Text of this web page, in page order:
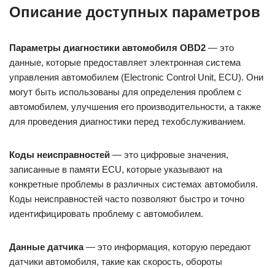
Описание доступных параметров
Параметры диагностики автомобиля OBD2 — это
данные, которые предоставляет электронная система
управления автомобилем (Electronic Control Unit, ECU). Они
могут быть использованы для определения проблем с
автомобилем, улучшения его производительности, а также
для проведения диагностики перед техобслуживанием.
Коды неисправностей — это цифровые значения,
записанные в памяти ECU, которые указывают на
конкретные проблемы в различных системах автомобиля.
Коды неисправностей часто позволяют быстро и точно
идентифицировать проблему с автомобилем.
Данные датчика— это информация, которую передают
датчики автомобиля, такие как скорость, обороты